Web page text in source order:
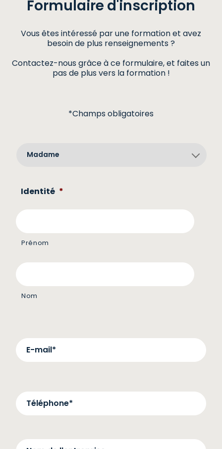
Formulaire d'inscription
Vous êtes intéressé par une formation et avez
besoin de plus renseignements ?
Contactez-nous grâce à ce formulaire, et faites un
pas de plus vers la formation !
*Champs obligatoires
Identité *
Prénom
Nom